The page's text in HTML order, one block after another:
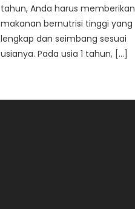
tahun, Anda harus memberikan
makanan bernutrisi tinggi yang
lengkap dan seimbang sesuai
usianya. Pada usia 1 tahun, […]